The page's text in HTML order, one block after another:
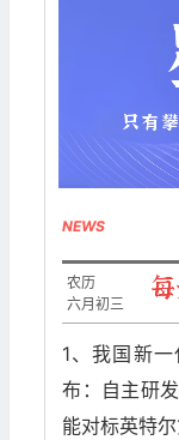
NEWS
农历
六月初三
1、我国新
布：自主研
能对标英特尔